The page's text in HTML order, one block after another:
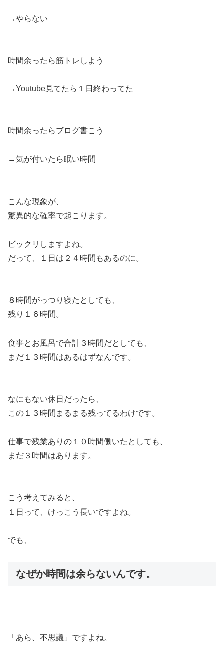
→やらない
時間余ったら筋トレしよう
→Youtube見てたら１日終わってた
時間余ったらブログ書こう
→気が付いたら眠い時間
こんな現象が、
驚異的な確率で起こります。
ビックリしますよね。
だって、１日は２４時間もあるのに。
８時間がっつり寝たとしても、
残り１６時間。
食事とお風呂で合計３時間だとしても、
まだ１３時間はあるはずなんです。
なにもない休日だったら、
この１３時間まるまる残ってるわけです。
仕事で残業ありの１０時間働いたとしても、
まだ３時間はあります。
こう考えてみると、
１日って、けっこう長いですよね。
でも、
なぜか時間は余らないんです。
「あら、不思議」ですよね。